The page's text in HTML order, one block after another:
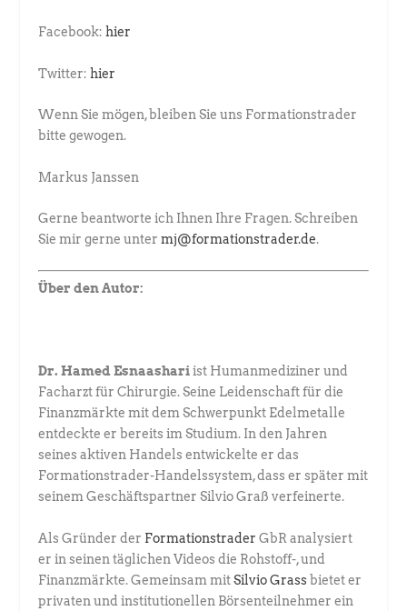
Facebook:hier
Twitter: hier
Wenn Sie mögen, bleiben Sie uns Formationstrader
bitte gewogen.
Markus Janssen
Gerne beantworte ich Ihnen Ihre Fragen. Schreiben
Sie mir gerne untermj@formationstrader.de.
Über den Autor:
Dr. Hamed Esnaashariist Humanmediziner und
Facharzt für Chirurgie. ­Seine Leidenschaft für die
Finanzmärkte mit dem Schwerpunkt Edel­metalle
entdeckte er bereits im Studium. In den Jahren
seines aktiven Handels entwickelte er das
Formationstrader-Handelssystem, dass er später mit
seinem Geschäftspartner Silvio Graß verfeinerte.
Als Gründer der Formationstrader GbR analysiert
er in seinen täglichen ­Videos die Rohstoff-, und
Finanzmärkte. Gemeinsam mitSilvio Grass ­bietet er
privaten und institutionellen Börsenteilnehmer ein